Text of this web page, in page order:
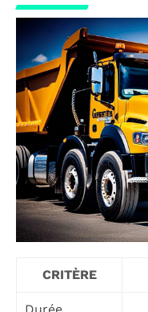
CRITÈRE